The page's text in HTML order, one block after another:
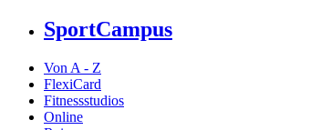
SportCampus
Von A - Z
FlexiCard
Fitnessstudios
Online